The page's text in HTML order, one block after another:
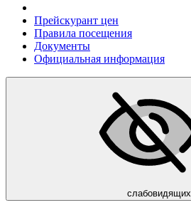
Прейскурант цен
Правила посещения
Документы
Официальная информация
слабовидящих